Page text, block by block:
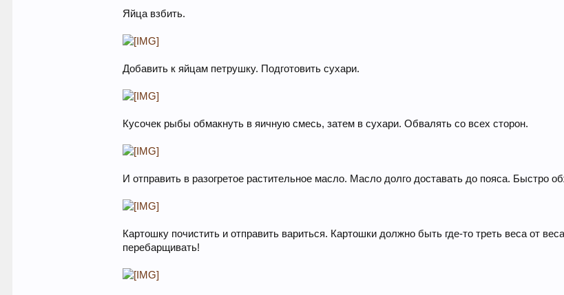
Яйца взбить.
Добавить к яйцам петрушку. Подготовить сухари.
Кусочек рыбы обмакнуть в яичную смесь, затем в сухари. Обвалять со всех сторон.
И отправить в разогретое растительное масло. Масло долго доставать до пояса. Быстро
Картошку почистить и отправить вариться. Картошки должно быть где-то треть веса от
перебарщивать!